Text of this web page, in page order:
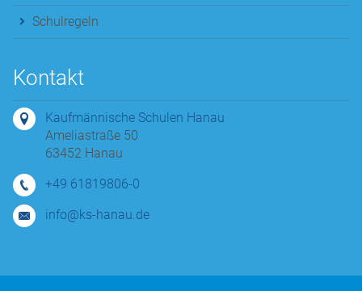
Schulregeln
Kontakt
Kaufmännische Schulen Hanau
Ameliastraße 50
63452 Hanau
+49 61819806-0
info@ks-hanau.de